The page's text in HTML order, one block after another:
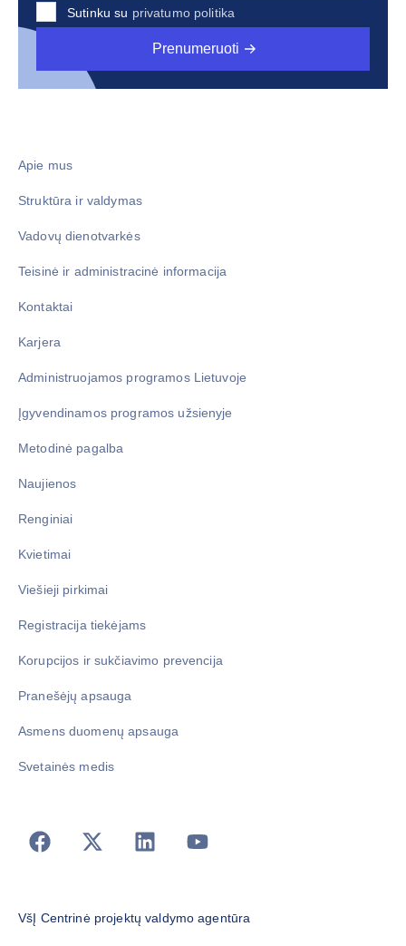
Sutinku su privatumo politika
Prenumeruoti
Apie mus
Struktūra ir valdymas
Vadovų dienotvarkės
Teisinė ir administracinė informacija
Kontaktai
Karjera
Administruojamos programos Lietuvoje
Įgyvendinamos programos užsienyje
Metodinė pagalba
Naujienos
Renginiai
Kvietimai
Viešieji pirkimai
Registracija tiekėjams
Korupcijos ir sukčiavimo prevencija
Pranešėjų apsauga
Asmens duomenų apsauga
Svetainės medis
VšĮ Centrinė projektų valdymo agentūra